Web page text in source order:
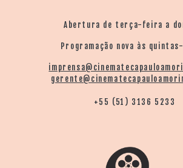
Abertura de terça-feira a
Programação nova às
+55 (51) 3136 5233